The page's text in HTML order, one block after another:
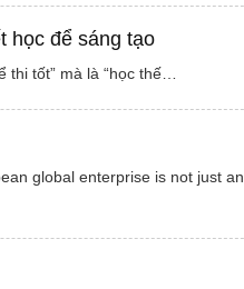
học để sáng tạo
tốt” mà là “học thế…
global enterprise is not just an